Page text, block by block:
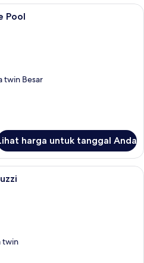
Villa Mezzanine with Private Pool |
Pool
twin Besar
harga untuk tanggal Anda
Grand Junior Suite with Jacuzzi |
twin